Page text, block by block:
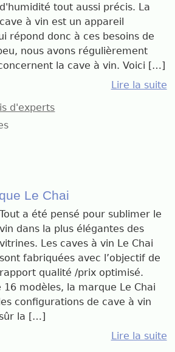
d'humidité tout aussi précis. La
cave à vin est un appareil
répond donc à ces besoins de
nous avons régulièrement
la cave à vin. Voici […]
Lire la suite
d'experts
Le Chai
Tout a été pensé pour sublimer le
vin dans la plus élégantes des
vitrines. Les caves à vin Le Chai
sont fabriquées avec l’objectif de
rapport qualité /prix optimisé.
16 modèles, la marque Le Chai
configurations de cave à vin
la […]
Lire la suite